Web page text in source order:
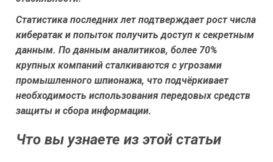
Статистика последних лет подтверждает рост числа
кибератак и попыток получить доступ к секретным
данным. По данным аналитиков, более 70%
крупных компаний сталкиваются с угрозами
промышленного шпионажа, что подчёркивает
необходимость использования передовых средств
защиты и сбора информации.
Что вы узнаете из этой статьи